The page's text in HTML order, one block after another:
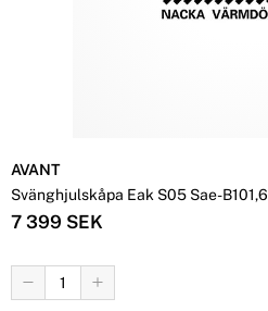
AVANT
Svänghjulskåpa Eak S05 Sae-B101,6
7 399 SEK